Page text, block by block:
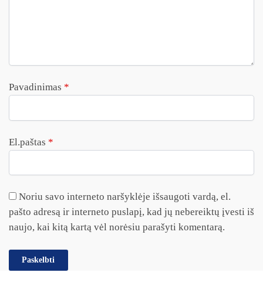
Pavadinimas *
El.paštas *
Noriu savo interneto naršyklėje išsaugoti vardą, el.
pašto adresą ir interneto puslapį, kad jų nebereiktų įvesti iš
naujo, kai kitą kartą vėl norėsiu parašyti komentarą.